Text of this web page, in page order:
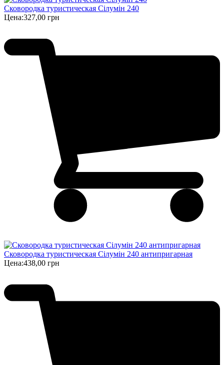
Сковородка туристическая Сілумін 240
Цена:327,00 грн
Сковородка туристическая Сілумін 240 антипригарная
Цена:438,00 грн